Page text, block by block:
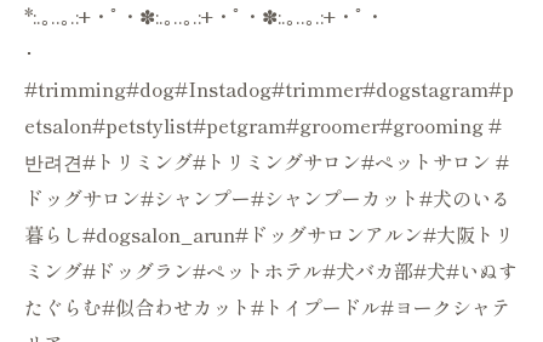
*:.｡..｡.:+・ﾟ・✽:.｡..｡.:+・ﾟ・✽:.｡..｡.:+・ﾟ・
･
#trimming#dog#Instadog#trimmer#dogstagram#p
etsalon#petstylist#petgram#groomer#grooming #
반려견#トリミング#トリミングサロン#ペットサロン #
ドッグサロン#シャンプー#シャンプーカット#犬のいる
暮らし#dogsalon_arun#ドッグサロンアルン#大阪トリ
ミング#ドッグラン#ペットホテル#犬バカ部#犬#いぬす
たぐらむ#似合わせカット#トイプードル#ヨークシャテ